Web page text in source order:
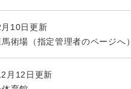
10日更新
術場（指定管理者のページへ）
月12日更新